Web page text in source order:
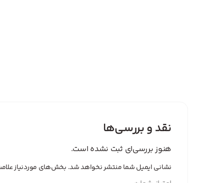
نقد و بررسی‌ها
هنوز بررسی‌ای ثبت نشده است.
نشانی ایمیل شما منتشر نخواهد شد. بخش‌های موردنیاز